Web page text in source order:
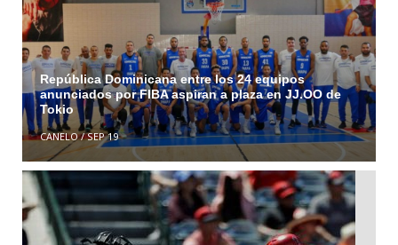
República Dominicana entre los 24 equipos
anunciados por FIBA aspiran a plaza en JJ.OO de
Tokio
CANELO/SEP 19